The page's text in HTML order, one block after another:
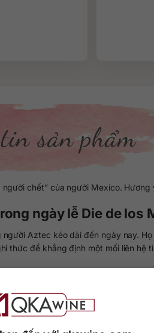
sản phẩm
chết” của người Mexico.
ngày lễ Die de
Aztec kéo dài đến ngày nay.
để khẳng định một mối liên hệ
chai rượu Tequila Kah Extra
sau đó ngâm ủ ít nhất 3 năm